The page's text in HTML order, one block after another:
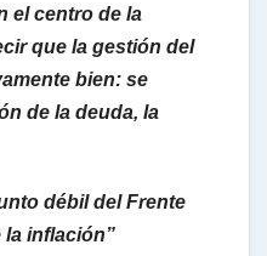
el centro de la
que la gestión del
bien: se
de la deuda, la
débil del Frente
la inflación”